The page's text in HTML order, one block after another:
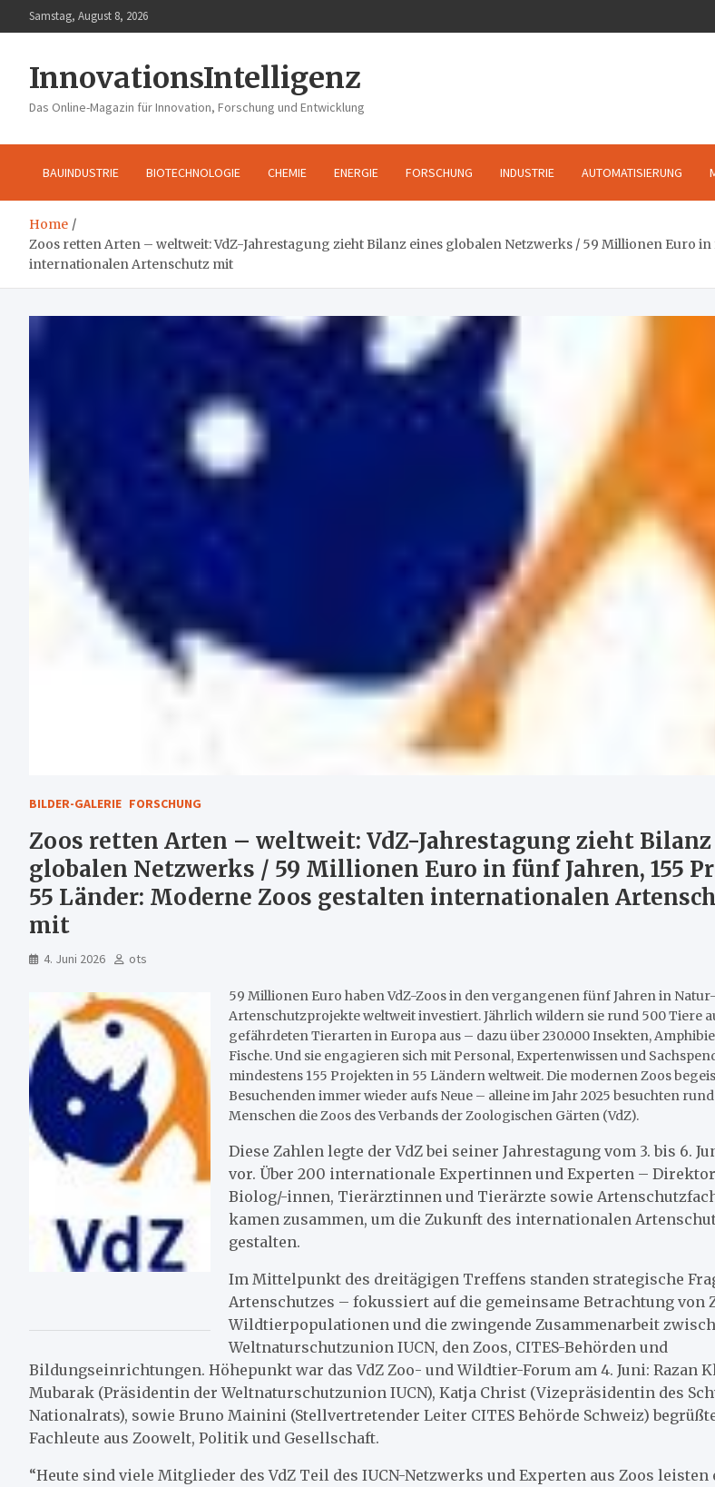
to
Samstag, August 8, 2026
InnovationsIntelligenz
Das Online-Magazin für Innovation, Forschung und Entwicklung
BAUINDUSTRIE BIOTECHNOLOGIE CHEMIE ENERGIE FORSCHUNG INDUSTRIE AUTOMATISIERUNG
Home
Zoos retten Arten – weltweit: VdZ-Jahrestagung zieht Bilanz eines globalen Netzwerks / 59 Millionen Euro
internationalen Artenschutz mit
BILDER-GALERIE FORSCHUNG
Zoos retten Arten – weltweit: VdZ-Jahrestagung zieht Bilanz
globalen Netzwerks / 59 Millionen Euro in fünf Jahren, 155
55 Länder: Moderne Zoos gestalten internationalen
mit
4. Juni 2026 ots
59 Millionen Euro haben VdZ-Zoos in den vergangenen fünf Jahren in
Artenschutzprojekte weltweit investiert. Jährlich wildern sie rund 500 Tiere
gefährdeten Tierarten in Europa aus – dazu über 230.000 Insekten,
Fische. Und sie engagieren sich mit Personal, Expertenwissen und
mindestens 155 Projekten in 55 Ländern weltweit. Die modernen Zoos
Besuchenden immer wieder aufs Neue – alleine im Jahr 2025 besuchten
Menschen die Zoos des Verbands der Zoologischen Gärten (VdZ).
Diese Zahlen legte der VdZ bei seiner Jahrestagung vom 3. bis 6.
vor. Über 200 internationale Expertinnen und Experten –
Biolog/-innen, Tierärztinnen und Tierärzte sowie
kamen zusammen, um die Zukunft des internationalen
gestalten.
Im Mittelpunkt des dreitägigen Treffens standen strategische
Artenschutzes – fokussiert auf die gemeinsame Betrachtung von
Wildtierpopulationen und die zwingende Zusammenarbeit
Weltnaturschutzunion IUCN, den Zoos, CITES-Behörden und
Bildungseinrichtungen. Höhepunkt war das VdZ Zoo- und Wildtier-Forum am 4. Juni: Razan
Mubarak (Präsidentin der Weltnaturschutzunion IUCN), Katja Christ (Vizepräsidentin des
Nationalrats), sowie Bruno Mainini (Stellvertretender Leiter CITES Behörde Schweiz)
Fachleute aus Zoowelt, Politik und Gesellschaft.
“Heute sind viele Mitglieder des VdZ Teil des IUCN-Netzwerks und Experten aus Zoos leisten